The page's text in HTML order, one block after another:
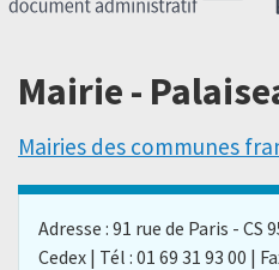
Mairie -
Mairies des communes
Adresse : 91 rue de Paris - CS
Cedex | Tél : 01 69 31 93 00 |